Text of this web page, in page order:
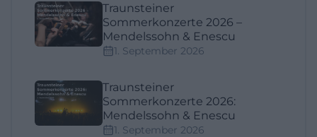
Traunsteiner
Sommerkonzerte 2026 –
Mendelssohn & Enescu
1. September 2026
Traunsteiner
Sommerkonzerte 2026:
Mendelssohn & Enescu
1. September 2026